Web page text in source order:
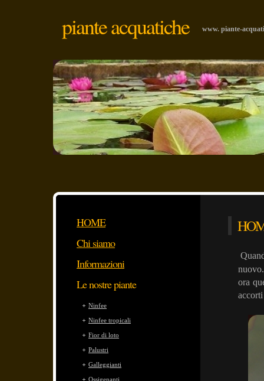
piante acquatiche www. piante-
ora
HOME
Chi siamo
Informazioni
Le nostre piante
Ninfee
Ninfee tropicali
Fior di loto
Palustri
Galleggianti
Ossigenanti